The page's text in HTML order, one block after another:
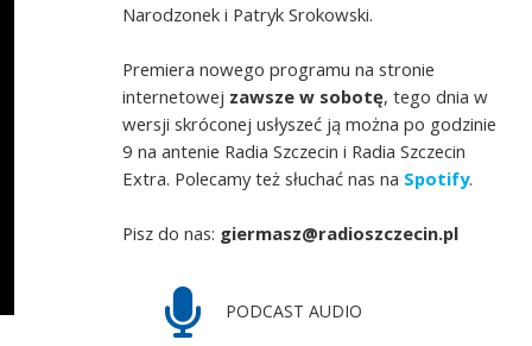
Narodzonek i Patryk Srokowski.
Premiera nowego programu na stronie
internetowej zawsze w sobotę, tego dnia w
wersji skróconej usłyszeć ją można po godzinie
9 na antenie Radia Szczecin i Radia Szczecin
Extra. Polecamy też słuchać nas na Spotify.
Pisz do nas: giermasz@radioszczecin.pl
PODCAST AUDIO